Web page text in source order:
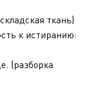
ткань)
к истиранию:
(разборка